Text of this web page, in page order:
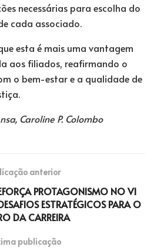
necessárias para escolha do
cada associado.
esta é mais uma vantagem
aos filiados, reafirmando o
o bem-estar e a qualidade de
Caroline P. Colombo
anterior
PROTAGONISMO NO VI
ESTRATÉGICOS PARA O
DA CARREIRA
publicação